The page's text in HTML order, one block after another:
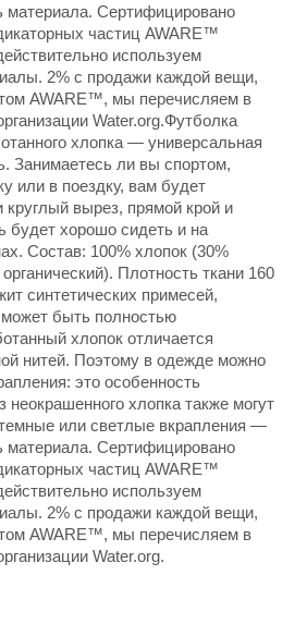
материала. Сертифицировано
частиц AWARE™
используем
2% с продажи каждой вещи,
AWARE™, мы перечисляем в
Water.org.Футболка
хлопка — универсальная
Занимаетесь ли вы спортом,
или в поездку, вам будет
вырез, прямой крой и
будет хорошо сидеть и на
Состав: 100% хлопок (30%
Плотность ткани 160
синтетических примесей,
быть полностью
хлопок отличается
нитей. Поэтому в одежде можно
это особенность
хлопка также могут
или светлые вкрапления —
материала. Сертифицировано
частиц AWARE™
используем
2% с продажи каждой вещи,
AWARE™, мы перечисляем в
Water.org.